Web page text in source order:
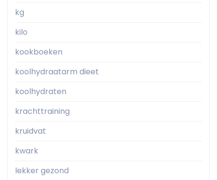
kg
kilo
kookboeken
koolhydraatarm dieet
koolhydraten
krachttraining
kruidvat
kwark
lekker gezond